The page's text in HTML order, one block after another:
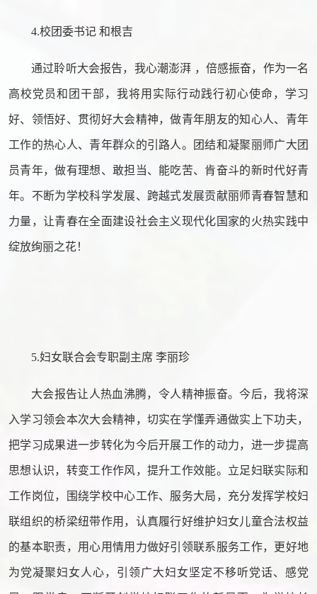
4.校团委书记 和根吉
通过聆听大会报告，我心潮澎湃 ，倍感振奋，作为一名
高校党员和团干部，我将用实际行动践行初心使命，学习
好、领悟好、贯彻好大会精神，做青年朋友的知心人、青年
工作的热心人、青年群众的引路人。团结和凝聚丽师广大团
员青年，做有理想、敢担当、能吃苦、肯奋斗的新时代好青
年。不断为学校科学发展、跨越式发展贡献丽师青春智慧和
力量，让青春在全面建设社会主义现代化国家的火热实践中
绽放绚丽之花！
5.妇女联合会专职副主席 李丽珍
大会报告让人热血沸腾，令人精神振奋。今后，我将深
入学习领会本次大会精神，切实在学懂弄通做实上下功夫，
把学习成果进一步转化为今后开展工作的动力，进一步提高
思想认识，转变工作作风，提升工作效能。立足妇联实际和
工作岗位，围绕学校中心工作、服务大局，充分发挥学校妇
联组织的桥梁纽带作用，认真履行好维护妇女儿童合法权益
的基本职责，用心用情用力做好引领联系服务工作，更好地
为党凝聚妇女人心，引领广大妇女坚定不移听党话、感党